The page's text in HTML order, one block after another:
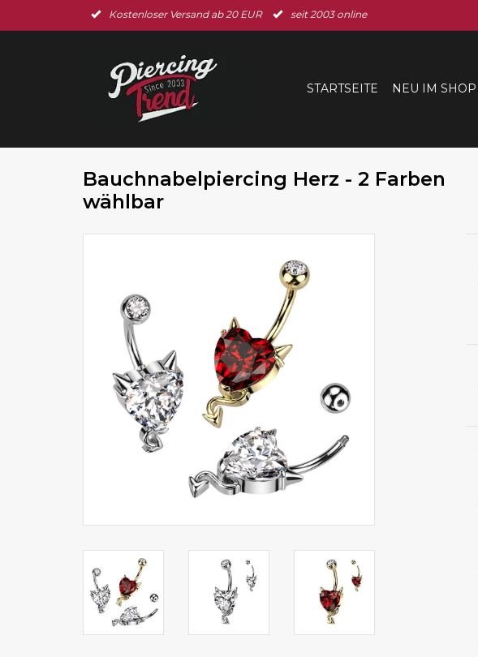
Kostenloser Versand ab 20 EUR seit 2003 online
STARTSEITE NEU IM SHOP
Bauchnabelpiercing Herz - 2 Farben
wählbar